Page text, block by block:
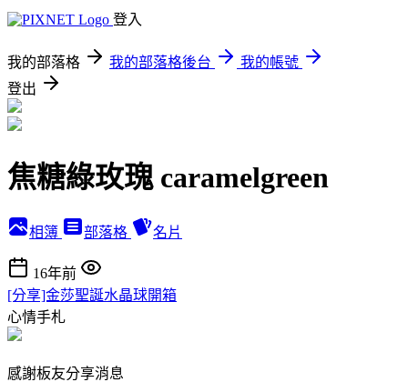
登入
我的部落格 我的部落格後台
我的帳號
登出
焦糖綠玫瑰 caramelgreen
相簿 部落格 名片
16年前
[分享]金莎聖誕水晶球開箱
心情手札
感謝板友分享消息